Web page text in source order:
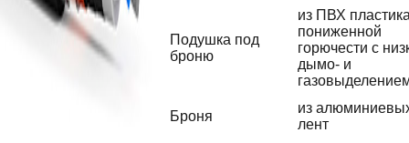
Подушка под
броню
из ПВХ
пониженной
горючести с
дымо- и
Броня
из
лент